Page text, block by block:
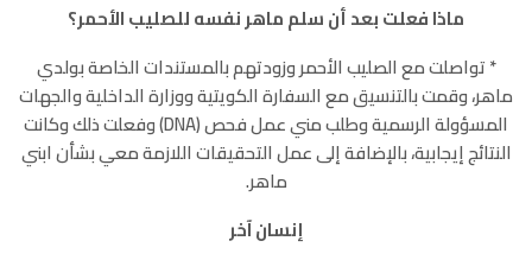
ماذا فعلت بعد أن سلم ماهر نفسه للصليب الأحمر؟
٭ تواصلت مع الصليب الأحمر وزودتهم بالمستندات الخاصة بولدي
ماهر، وقمت بالتنسيق مع السفارة الكويتية ووزارة الداخلية والجهات
المسؤولة الرسمية وطلب مني عمل فحص (DNA) وفعلت ذلك وكانت
النتائج إيجابية، بالإضافة إلى عمل التحقيقات اللازمة معي بشأن ابني
ماهر.
إنسان آخر